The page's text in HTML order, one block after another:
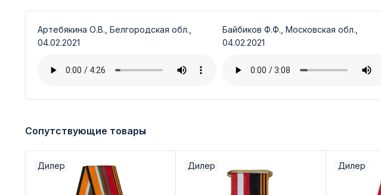
Артебякина О.В., Белгородская обл.,
04.02.2021
Байбиков Ф.Ф., Московская обл.,
04.02.2021
Сопутствующие товары
Дилер Дилер Дилер